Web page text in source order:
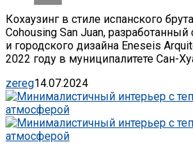
Кохаузинг в стиле испанского
Cohousing San Juan, разработанный
и городского дизайна Eneseis
2022 году в муниципалитете Сан-
zereg14.07.2024